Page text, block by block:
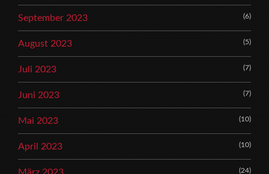
September 2023 (6)
August 2023 (5)
Juli 2023 (7)
Juni 2023 (7)
Mai 2023 (10)
April 2023 (10)
(24)